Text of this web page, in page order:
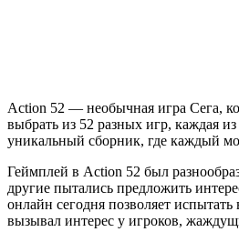
Action 52 — необычная игра Сега,
выбрать из 52 разных игр, каждая
уникальный сборник, где каждый
Геймплей в Action 52 был
другие пытались предложить
онлайн сегодня позволяет
вызывал интерес у игроков,